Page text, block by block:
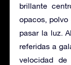
brillante
opacos,
pasar la luz.
referidas a
velocidad